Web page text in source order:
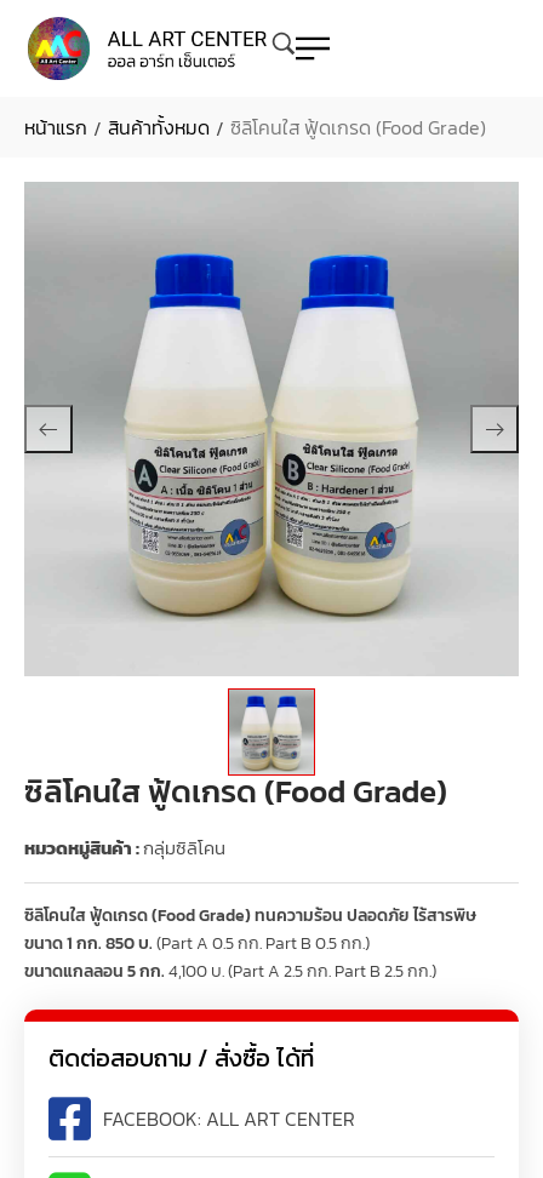
หน้าแรก / สินค้าทั้งหมด / ซิลิโคนใส ฟู้ดเกรด (Food Grade)
ซิลิโคนใส ฟู้ดเกรด (Food Grade)
หมวดหมู่สินค้า :กลุ่มซิลิโคน
ซิลิโคนใส ฟู้ดเกรด (Food Grade) ทนความร้อน ปลอดภัย ไร้สารพิษ
ขนาด 1 กก. 850 บ.(Part A 0.5 กก. Part B 0.5 กก.)
ขนาดแกลลอน 5 กก.4,100 บ. (Part A 2.5 กก. Part B 2.5 กก.)
ติดต่อสอบถาม / สั่งซื้อ ได้ที่
FACEBOOK: ALL ART CENTER